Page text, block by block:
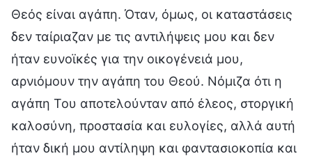
Θεός είναι αγάπη. Όταν, όμως, οι καταστάσεις
δεν ταίριαζαν με τις αντιλήψεις μου και δεν
ήταν ευνοϊκές για την οικογένειά μου,
αρνιόμουν την αγάπη του Θεού. Νόμιζα ότι η
αγάπη Του αποτελούνταν από έλεος, στοργική
καλοσύνη, προστασία και ευλογίες, αλλά αυτή
ήταν δική μου αντίληψη και φαντασιοκοπία και